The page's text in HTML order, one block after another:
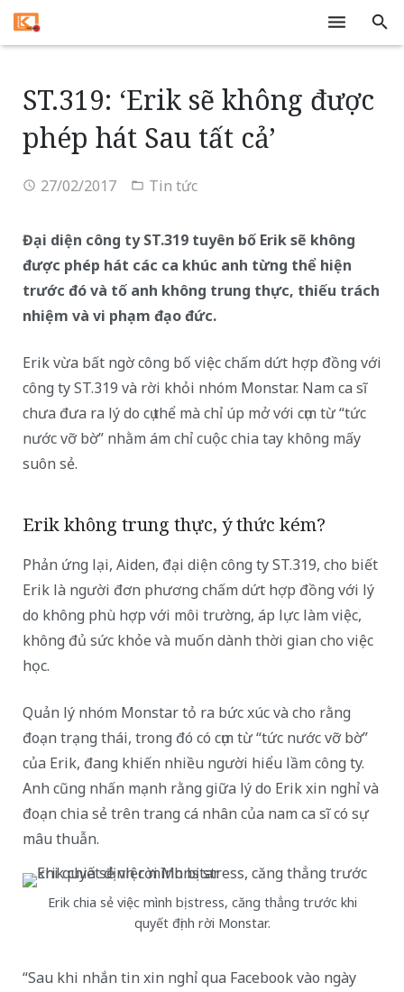
Dịch vụ
Tivi
Tin tức
Liên hệ
ST.319: ‘Erik sẽ không được
phép hát Sau tất cả’
27/02/2017 Tin tức
Đại diện công ty ST.319 tuyên bố Erik sẽ không
được phép hát các ca khúc anh từng thể hiện
trước đó và tố anh không trung thực, thiếu trách
nhiệm và vi phạm đạo đức.
Erik vừa bất ngờ công bố việc chấm dứt hợp đồng với
công ty ST.319 và rời khỏi nhóm Monstar. Nam ca sĩ
chưa đưa ra lý do cụ thể mà chỉ úp mở với cụm từ “tức
nước vỡ bờ” nhằm ám chỉ cuộc chia tay không mấy
suôn sẻ.
Erik không trung thực, ý thức kém?
Phản ứng lại, Aiden, đại diện công ty ST.319, cho biết
Erik là người đơn phương chấm dứt hợp đồng với lý
do không phù hợp với môi trường, áp lực làm việc,
không đủ sức khỏe và muốn dành thời gian cho việc
học.
Quản lý nhóm Monstar tỏ ra bức xúc và cho rằng
đoạn trạng thái, trong đó có cụm từ “tức nước vỡ bờ”
của Erik, đang khiến nhiều người hiểu lầm công ty.
Anh cũng nhấn mạnh rằng giữa lý do Erik xin nghỉ và
đoạn chia sẻ trên trang cá nhân của nam ca sĩ có sự
mâu thuẫn.
Erik chia sẻ việc mình bị stress, căng thẳng trước khi
quyết định rời Monstar.
“Sau khi nhắn tin xin nghỉ qua Facebook vào ngày